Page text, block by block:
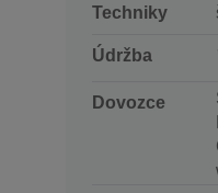
Techniky
Údržba
Dovozce